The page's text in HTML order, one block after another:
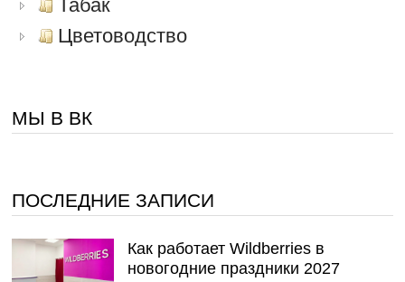
Табак
Цветоводство
МЫ В ВК
ПОСЛЕДНИЕ ЗАПИСИ
Как работает Wildberries в
новогодние праздники 2027